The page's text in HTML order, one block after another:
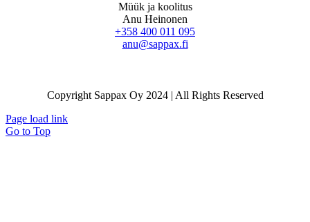
Müük ja koolitus
Anu Heinonen
+358 400 011 095
anu@sappax.fi
Copyright Sappax Oy 2024 | All Rights Reserved
Page load link
Go to Top